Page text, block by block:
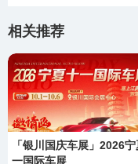
相关推荐
「银川国庆车展」2026
一国际车展